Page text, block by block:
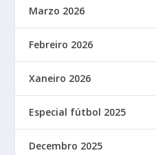
Marzo 2026
Febreiro 2026
Xaneiro 2026
Especial fútbol 2025
Decembro 2025